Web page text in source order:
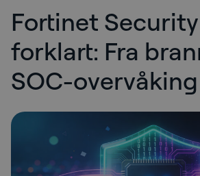
Fortinet
forklart: Fra
SOC-overvåking